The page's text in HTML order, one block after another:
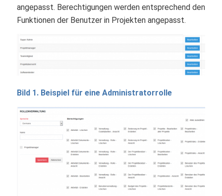
angepasst. Berechtigungen werden entsprechend den
Funktionen der Benutzer in Projekten angepasst.
Bild 1. Beispiel für eine Administratorrolle